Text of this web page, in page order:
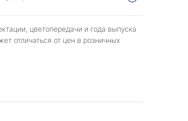
цветопередачи и года выпуска
отличаться от цен в розничных